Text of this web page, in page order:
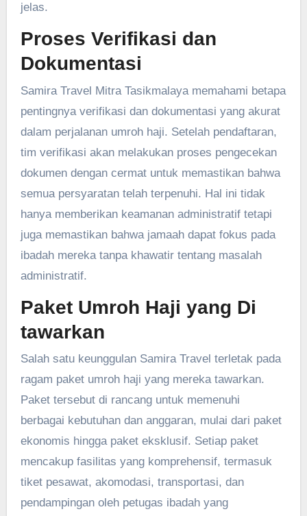
jelas.
Proses Verifikasi dan
Dokumentasi
Samira Travel Mitra Tasikmalaya memahami betapa
pentingnya verifikasi dan dokumentasi yang akurat
dalam perjalanan umroh haji. Setelah pendaftaran,
tim verifikasi akan melakukan proses pengecekan
dokumen dengan cermat untuk memastikan bahwa
semua persyaratan telah terpenuhi. Hal ini tidak
hanya memberikan keamanan administratif tetapi
juga memastikan bahwa jamaah dapat fokus pada
ibadah mereka tanpa khawatir tentang masalah
administratif.
Paket Umroh Haji yang Di
tawarkan
Salah satu keunggulan Samira Travel terletak pada
ragam paket umroh haji yang mereka tawarkan.
Paket tersebut di rancang untuk memenuhi
berbagai kebutuhan dan anggaran, mulai dari paket
ekonomis hingga paket eksklusif. Setiap paket
mencakup fasilitas yang komprehensif, termasuk
tiket pesawat, akomodasi, transportasi, dan
pendampingan oleh petugas ibadah yang